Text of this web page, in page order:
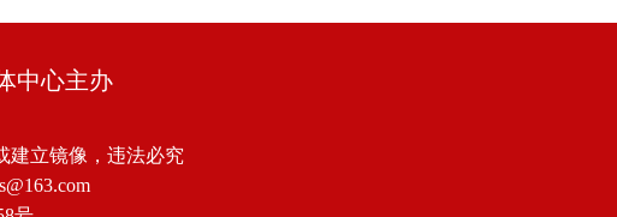
中心主办
建立镜像，违法必究